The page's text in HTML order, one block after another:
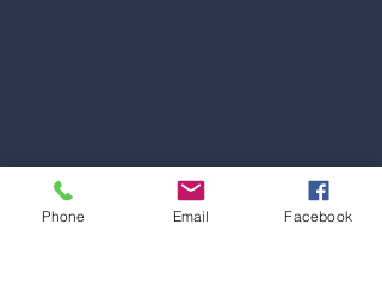
Phone Email Facebook